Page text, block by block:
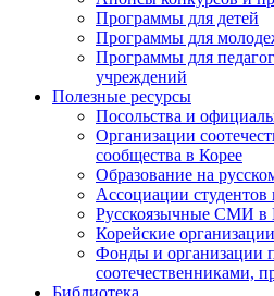
Программы для детей
Программы для
Программы для
учреждений
Полезные ресурсы
Посольства и
Организации
сообщества в Корее
Образование на
Ассоциации студентов
Русскоязычные СМИ в
Корейские
Фонды и организации
соотечественниками,
Библиотека